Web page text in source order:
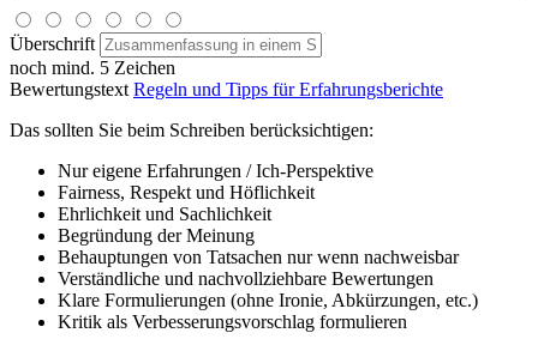
Überschrift
noch mind. 5 Zeichen
Bewertungstext Regeln und Tipps für Erfahrungsberichte
Das sollten Sie beim Schreiben berücksichtigen:
Nur eigene Erfahrungen / Ich-Perspektive
Fairness, Respekt und Höflichkeit
Ehrlichkeit und Sachlichkeit
Begründung der Meinung
Behauptungen von Tatsachen nur wenn nachweisbar
Verständliche und nachvollziehbare Bewertungen
Klare Formulierungen (ohne Ironie, Abkürzungen, etc.)
Kritik als Verbesserungsvorschlag formulieren